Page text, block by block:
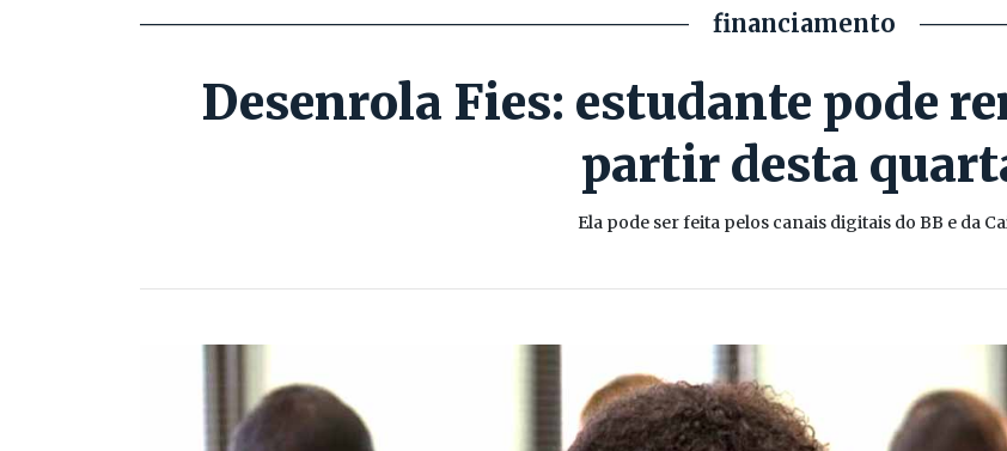
financiamento
Desenrola Fies: estudante pode
partir desta
Ela pode ser feita pelos canais digitais do BB e da